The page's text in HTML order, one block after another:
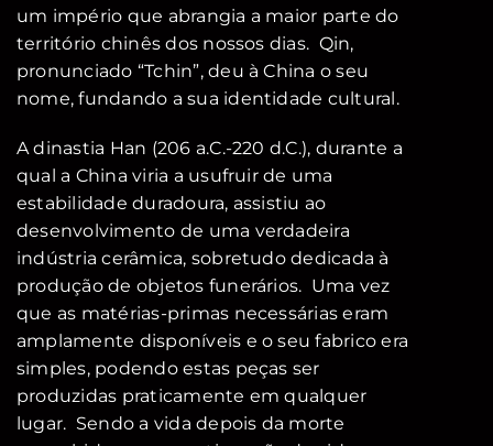
um império que abrangia a maior parte do
território chinês dos nossos dias. Qin,
pronunciado “Tchin”, deu à China o seu
nome, fundando a sua identidade cultural.
A dinastia Han (206 a.C.-220 d.C.), durante a
qual a China viria a usufruir de uma
estabilidade duradoura, assistiu ao
desenvolvimento de uma verdadeira
indústria cerâmica, sobretudo dedicada à
produção de objetos funerários. Uma vez
que as matérias-primas necessárias eram
amplamente disponíveis e o seu fabrico era
simples, podendo estas peças ser
produzidas praticamente em qualquer
lugar. Sendo a vida depois da morte